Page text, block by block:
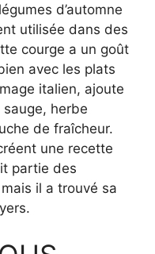
d’automne
utilisée dans des
courge a un goût
avec les plats
italien, ajoute
sauge, herbe
de fraîcheur.
une recette
partie des
il a trouvé sa